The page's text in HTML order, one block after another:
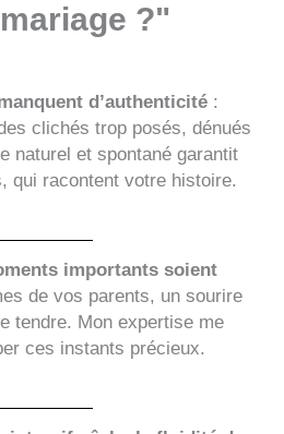
?"
d’authenticité :
clichés trop posés, dénués
naturel et spontané garantit
qui racontent votre histoire.
importants soient
de vos parents, un sourire
tendre. Mon expertise me
ces instants précieux.